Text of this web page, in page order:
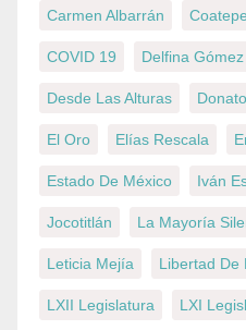
Carmen Albarrán
COVID 19 Delfina Gómez
Desde Las Alturas
El Oro Elías Rescala
Estado De México Iván
Jocotitlán La Mayoría
Leticia Mejía Libertad De
LXII Legislatura LXI